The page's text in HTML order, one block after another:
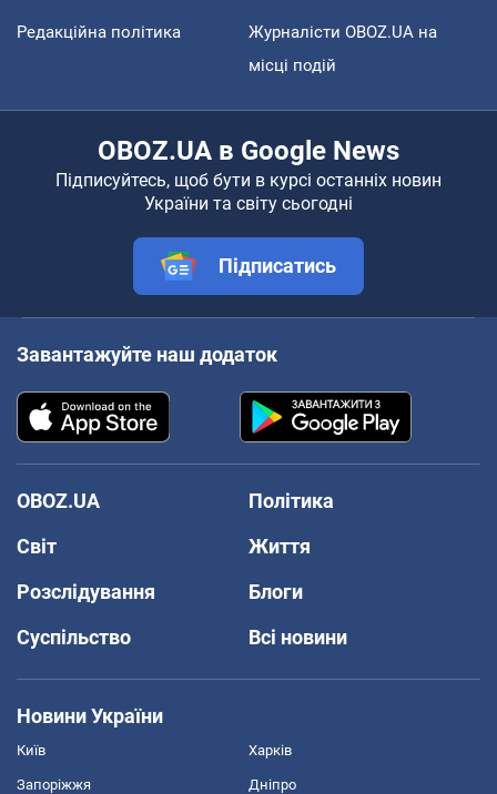
Редакційна політика
Журналісти OBOZ.UA на
місці подій
OBOZ.UA в Google News
Підписуйтесь, щоб бути в курсі останніх новин
України та світу сьогодні
Підписатись
Завантажуйте наш додаток
OBOZ.UA
Політика
Світ
Життя
Розслідування
Блоги
Суспільство
Всі новини
Новини України
Київ Харків
Запоріжжя Дніпро